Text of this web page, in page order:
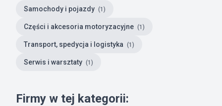
Samochody i pojazdy (1)
Części i akcesoria motoryzacyjne (1)
Transport, spedycja i logistyka (1)
Serwis i warsztaty (1)
Firmy w tej kategorii: